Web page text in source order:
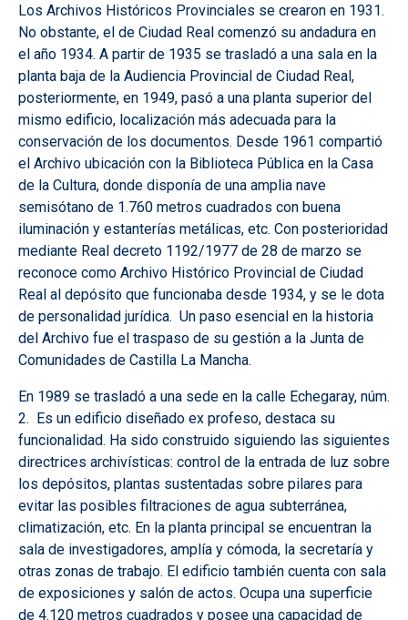
Los Archivos Históricos Provinciales se crearon en 1931.
No obstante, el de Ciudad Real comenzó su andadura en
el año 1934. A partir de 1935 se trasladó a una sala en la
planta baja de la Audiencia Provincial de Ciudad Real,
posteriormente, en 1949, pasó a una planta superior del
mismo edificio, localización más adecuada para la
conservación de los documentos. Desde 1961 compartió
el Archivo ubicación con la Biblioteca Pública en la Casa
de la Cultura, donde disponía de una amplia nave
semisótano de 1.760 metros cuadrados con buena
iluminación y estanterías metálicas, etc. Con posterioridad
mediante Real decreto 1192/1977 de 28 de marzo se
reconoce como Archivo Histórico Provincial de Ciudad
Real al depósito que funcionaba desde 1934, y se le dota
de personalidad jurídica. Un paso esencial en la historia
del Archivo fue el traspaso de su gestión a la Junta de
Comunidades de Castilla La Mancha.
En 1989 se trasladó a una sede en la calle Echegaray, núm.
2. Es un edificio diseñado ex profeso, destaca su
funcionalidad. Ha sido construido siguiendo las siguientes
directrices archivísticas: control de la entrada de luz sobre
los depósitos, plantas sustentadas sobre pilares para
evitar las posibles filtraciones de agua subterránea,
climatización, etc. En la planta principal se encuentran la
sala de investigadores, amplía y cómoda, la secretaría y
otras zonas de trabajo. El edificio también cuenta con sala
de exposiciones y salón de actos. Ocupa una superficie
de 4.120 metros cuadrados y posee una capacidad de